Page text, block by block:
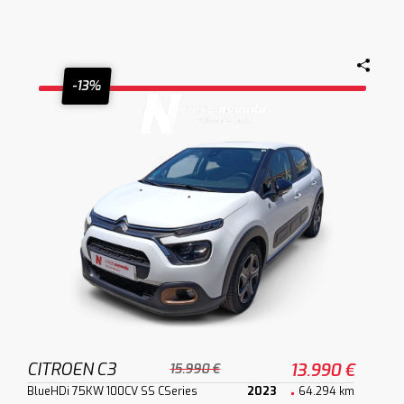
-13%
CITROEN C3 15.990 € 13.990 €
BlueHDi 75KW 100CV SS CSeries 2023 64.294 km